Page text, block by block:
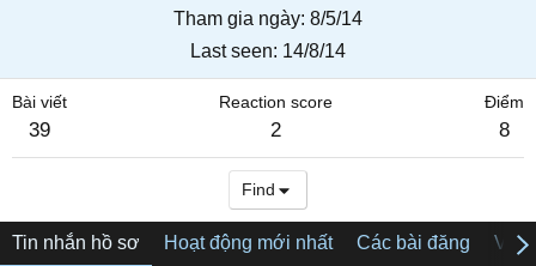
Tham gia ngày 8/5/14
Last seen 14/8/14
Bài viết
39
Reaction score
2
Điểm
8
Find
Tin nhắn hồ sơ Hoạt động mới nhất Các bài đăng Về